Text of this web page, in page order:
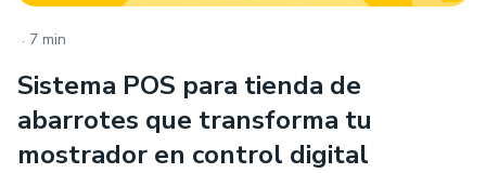
. 7 min
Sistema POS para tienda de
abarrotes que transforma tu
mostrador en control digital